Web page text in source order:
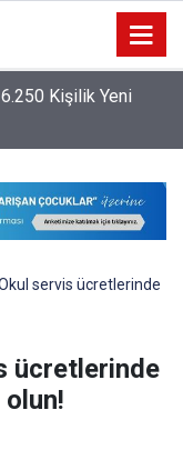
Kişilik Yeni
servis ücretlerinde
ücretlerinde